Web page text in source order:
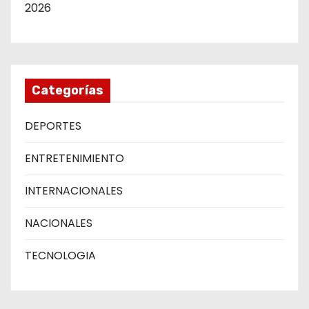
2026
Categorías
DEPORTES
ENTRETENIMIENTO
INTERNACIONALES
NACIONALES
TECNOLOGIA